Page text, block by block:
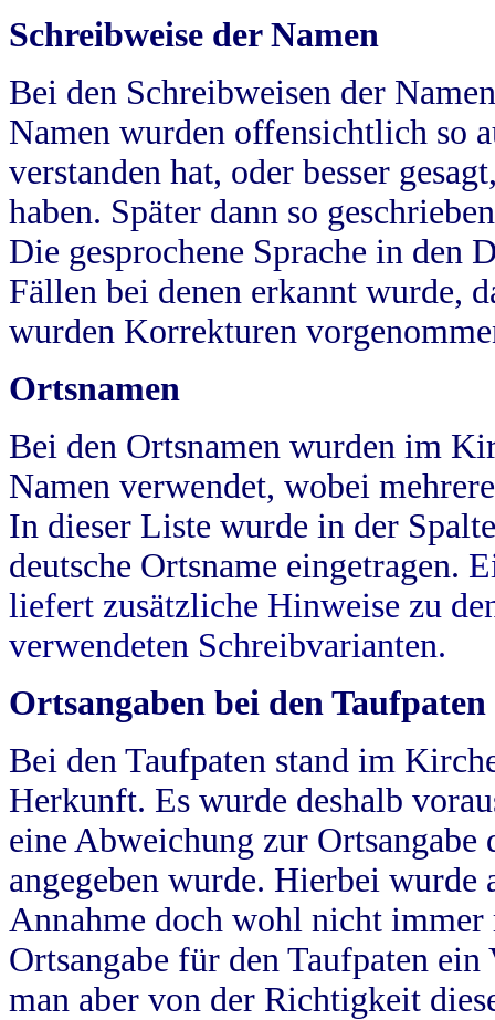
Schreibweise der Namen
Bei den Schreibweisen der
Namen wurden offensichtlich so
verstanden hat, oder besser
haben. Später dann so
Die gesprochene Sprache in
Fällen bei denen erkannt wurde,
wurden Korrekturen
Ortsnamen
Bei den Ortsnamen wurden im
Namen verwendet, wobei
In dieser Liste wurde in der
deutsche Ortsname eingetragen.
liefert zusätzliche Hinweise zu
verwendeten Schreibvarianten.
Ortsangaben bei den Taufpaten
Bei den Taufpaten stand im
Herkunft. Es wurde deshalb
eine Abweichung zur
angegeben wurde. Hierbei wurde
Annahme doch wohl nicht
Ortsangabe für den Taufpaten
man aber von der Richtigkeit